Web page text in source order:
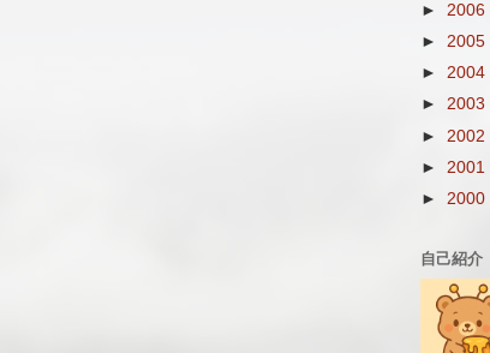
► 2006
► 2005
► 2004
► 2003
► 2002
► 2001
► 2000
自己紹介